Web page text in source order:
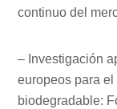
continuo del
– Investigación
europeos para
biodegradable: